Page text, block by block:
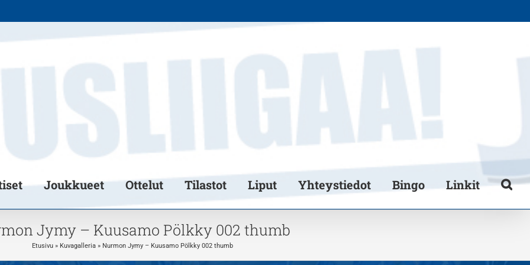
Joukkueet Ottelut Tilastot Liput Yhteystiedot Bingo Linkit
Jymy – Kuusamo Pölkky 002 thumb
Etusivu » Kuvagalleria » Nurmon Jymy – Kuusamo Pölkky 002 thumb